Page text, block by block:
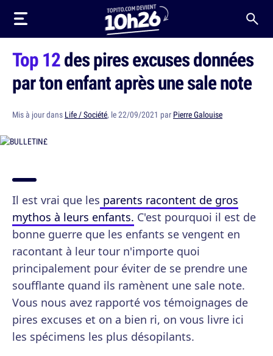
Top 12des pires excuses données
par ton enfant après une sale note
Mis à jour dans Life / Société, le 22/09/2021 par Pierre Galouise
Il est vrai que les parents racontent de gros
mythos à leurs enfants. C'est pourquoi il est de
bonne guerre que les enfants se vengent en
racontant à leur tour n'importe quoi
principalement pour éviter de se prendre une
soufflante quand ils ramènent une sale note.
Vous nous avez rapporté vos témoignages de
pires excuses et on a bien ri, on vous livre ici
les spécimens les plus désopilants.